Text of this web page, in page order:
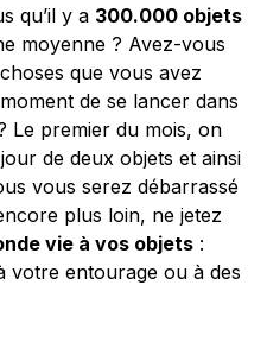
qu’il y a 300.000 objets
moyenne ? Avez-vous
que vous avez
de se lancer dans
Le premier du mois, on
de deux objets et ainsi
vous serez débarrassé
plus loin, ne jetez
vie à vos objets :
votre entourage ou à des